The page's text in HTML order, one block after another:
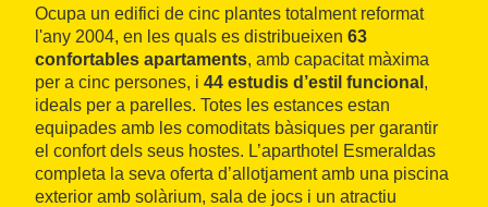
Ocupa un edifici de cinc plantes totalment reformat
l'any 2004, en les quals es distribueixen 63
confortables apartaments, amb capacitat màxima
per a cinc persones, i 44 estudis d’estil funcional ,
ideals per a parelles. Totes les estances estan
equipades amb les comoditats bàsiques per garantir
el confort dels seus hostes. L’aparthotel Esmeraldas
completa la seva oferta d’allotjament amb una piscina
exterior amb solàrium, sala de jocs i un atractiu